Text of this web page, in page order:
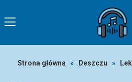
Strona główna » Deszczu »